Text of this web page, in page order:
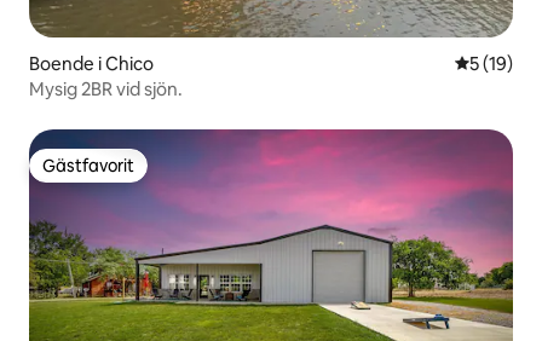
Boende i Chico 5 av 5 i
5 (19)
Mysig 2BR vid sjön.
Gästfavorit
Gästfavorit